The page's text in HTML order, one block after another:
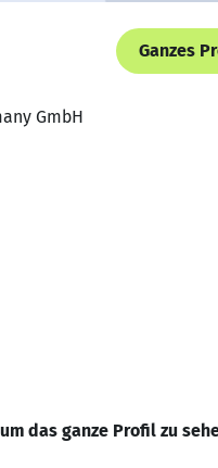
Ganzes
GmbH
das ganze Profil zu